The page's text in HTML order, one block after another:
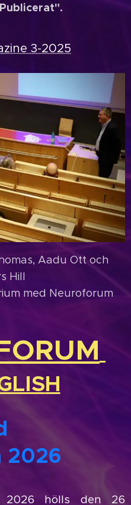
3-2025
Aadu Ott och
Hill
med Neuroforum
H
2026
2026 hölls den 26